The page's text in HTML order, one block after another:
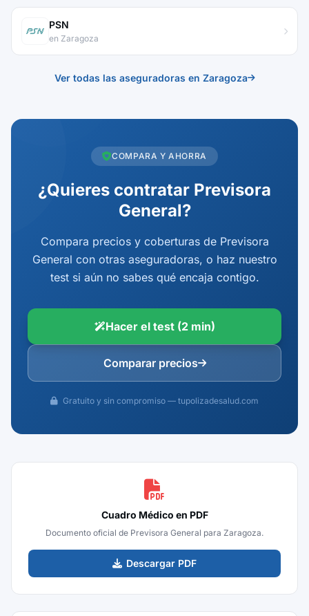
PSN
en Zaragoza
Ver todas las aseguradoras en Zaragoza
COMPARA Y AHORRA
¿Quieres contratar Previsora
General?
Compara precios y coberturas de Previsora
General con otras aseguradoras, o haz nuestro
test si aún no sabes qué encaja contigo.
Hacer el test (2 min)
Comparar precios
Gratuito y sin compromiso — tupolizadesalud.com
Cuadro Médico en PDF
Documento oficial de Previsora General para Zaragoza.
Descargar PDF